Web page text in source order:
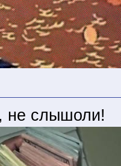
не слышоли!